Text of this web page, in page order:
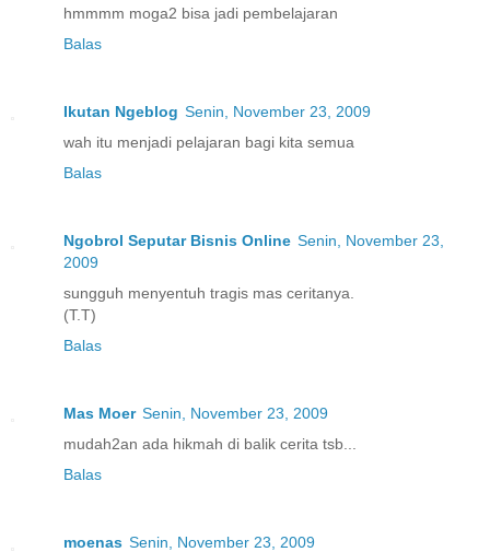
hmmmm moga2 bisa jadi pembelajaran
Balas
Ikutan Ngeblog Senin, November 23, 2009
wah itu menjadi pelajaran bagi kita semua
Balas
Ngobrol Seputar Bisnis Online Senin, November 23,
2009
sungguh menyentuh tragis mas ceritanya.
(T.T)
Balas
Mas Moer Senin, November 23, 2009
mudah2an ada hikmah di balik cerita tsb...
Balas
moenas Senin, November 23, 2009